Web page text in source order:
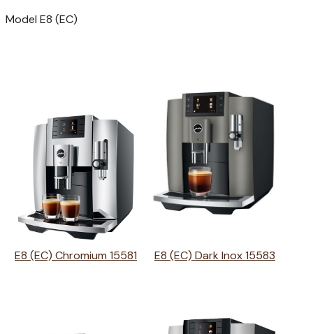
Model E8 (EC)
E8 (EC) Chromium 15581 E8 (EC) Dark Inox 15583